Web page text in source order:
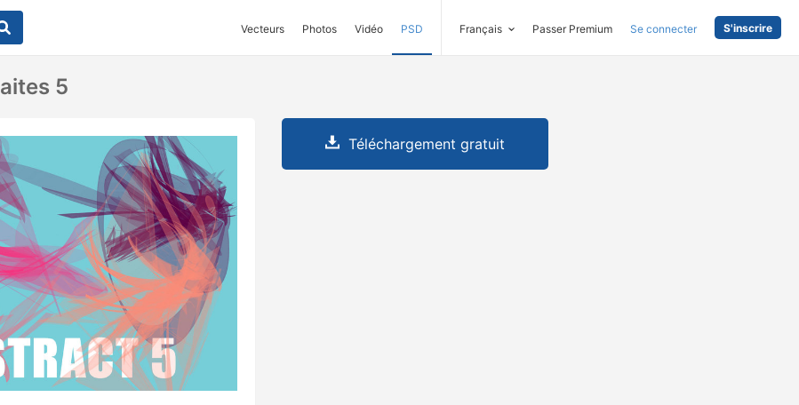
Vecteurs Photos Vidéo PSD Français Passer Premium Se connecter S'inscrire
5
Téléchargement gratuit